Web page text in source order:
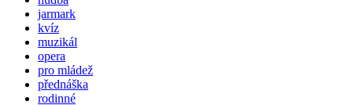
jarmark
kvíz
muzikál
opera
pro mládež
přednáška
rodinné